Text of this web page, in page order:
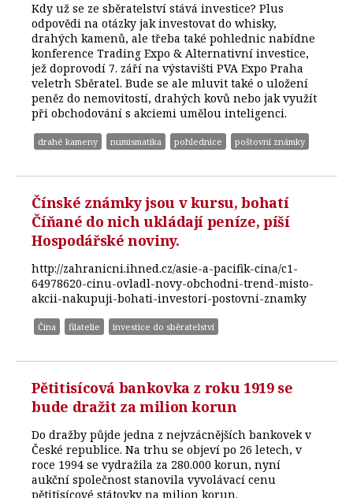
Kdy už se ze sběratelství stává investice? Plus
odpovědi na otázky jak investovat do whisky,
drahých kamenů, ale třeba také pohlednic nabídne
konference Trading Expo & Alternativní investice,
jež doprovodí 7. září na výstavišti PVA Expo Praha
veletrh Sběratel. Bude se ale mluvit také o uložení
peněz do nemovitostí, drahých kovů nebo jak využít
při obchodování s akciemi umělou inteligenci.
drahé kameny numismatika pohlednice poštovní známky
Čínské známky jsou v kursu, bohatí
Číňané do nich ukládají peníze, píší
Hospodářské noviny.
http://zahranicni.ihned.cz/asie-a-pacifik-cina/c1-
64978620-cinu-ovladl-novy-obchodni-trend-misto-
akcii-nakupuji-bohati-investori-postovni-znamky
Čína filatelie investice do sběratelství
Pětitisícová bankovka z roku 1919 se
bude dražit za milion korun
Do dražby půjde jedna z nejvzácnějších bankovek v
České republice. Na trhu se objeví po 26 letech, v
roce 1994 se vydražila za 280.000 korun, nyní
aukční společnost stanovila vyvolávací cenu
pětitisícové státovky na milion korun.